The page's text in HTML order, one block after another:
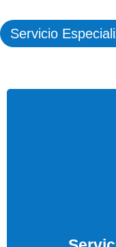
Servicio
Le instalamos su
un precio